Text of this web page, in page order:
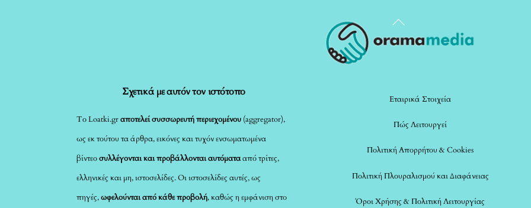
Back
To
Σχετικά με αυτόν τον ιστότοπο
Το Loatki.grαποτελεί συσσωρευτή περιεχομένου (aggregator),
ως εκ τούτου τα άρθρα, εικόνες και τυχόν ενσωματωμένα
βίντεοσυλλέγονται και προβάλλονται αυτόματααπό τρίτες,
ελληνικές και μη, ιστοσελίδες. Οι ιστοσελίδες αυτές, ως
πηγές,ωφελούνται από κάθε προβολή, καθώς η εμφάνιση στο
Εταιρικά Στοιχεία
Πώς Λειτουργεί
Πολιτική Απορρήτου & Cookies
Πολιτική Πλουραλισμού και Διαφάνειας
Όροι Χρήσης & Πολιτική Λειτουργίας